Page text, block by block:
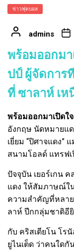
ข่าวฟุตบอล
admins
พร้อมออกมา
ปป์ ผู้จัดการ
ที่ ซาลาห์ เห
พร้อมออกมาเปิดใจ
อังกฤษ นัดหมายแด
เยี่ยม “ปิศาจแดง”
สนามโอลด์ แทรฟ
ปัจจุบัน เยอร์เกน
แดง ให้สัมภาษณ์ใ
ความสำคัญที่หลาย
ลาห์ ปีกกลุ่มชาติอี
กับ คริสเตียโน โร
ยูไนเต็ด ว่าคนใดกั